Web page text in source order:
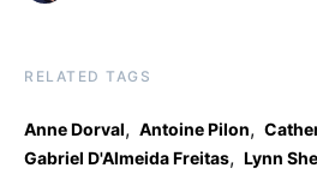
RELATED TAGS
Anne Dorval, Antoine Pilon,
Gabriel D'Almeida Freitas, Lynn